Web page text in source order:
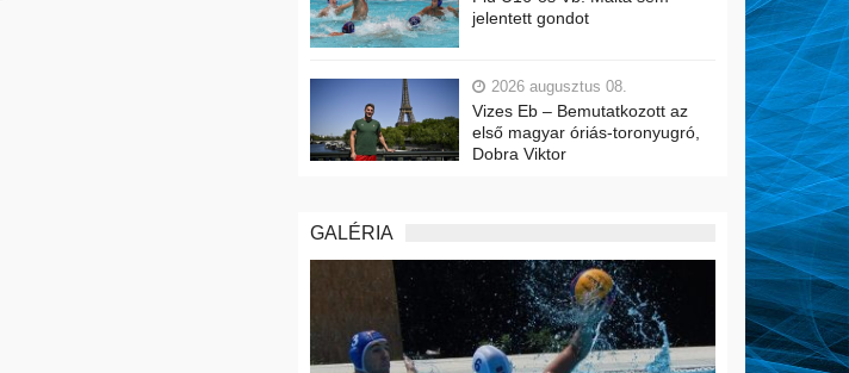
jelentett gondot
2026 augusztus 08.
Vizes Eb – Bemutatkozott az
első magyar óriás-toronyugró,
Dobra Viktor
GALÉRIA